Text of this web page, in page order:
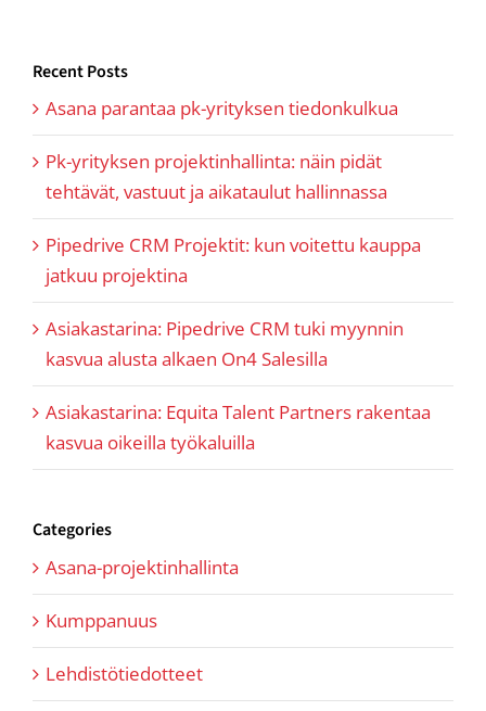
Recent Posts
Asana parantaa pk-yrityksen tiedonkulkua
Pk-yrityksen projektinhallinta: näin pidät
tehtävät, vastuut ja aikataulut hallinnassa
Pipedrive CRM Projektit: kun voitettu kauppa
jatkuu projektina
Asiakastarina: Pipedrive CRM tuki myynnin
kasvua alusta alkaen On4 Salesilla
Asiakastarina: Equita Talent Partners rakentaa
kasvua oikeilla työkaluilla
Categories
Asana-projektinhallinta
Kumppanuus
Lehdistötiedotteet